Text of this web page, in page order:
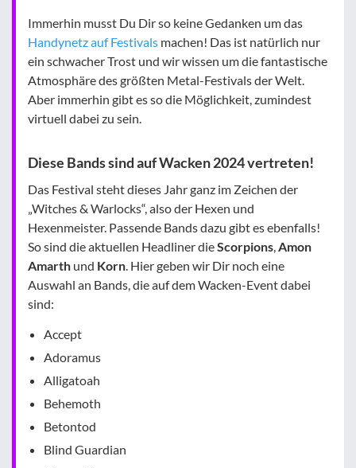
Immerhin musst Du Dir so keine Gedanken um das
Handynetz auf Festivals machen! Das ist natürlich nur
ein schwacher Trost und wir wissen um die fantastische
Atmosphäre des größten Metal-Festivals der Welt.
Aber immerhin gibt es so die Möglichkeit, zumindest
virtuell dabei zu sein.
Diese Bands sind auf Wacken 2024 vertreten!
Das Festival steht dieses Jahr ganz im Zeichen der
„Witches & Warlocks“, also der Hexen und
Hexenmeister. Passende Bands dazu gibt es ebenfalls!
So sind die aktuellen Headliner dieScorpions,Amon
Amarth und Korn. Hier geben wir Dir noch eine
Auswahl an Bands, die auf dem Wacken-Event dabei
sind:
Accept
Adoramus
Alligatoah
Behemoth
Betontod
Blind Guardian